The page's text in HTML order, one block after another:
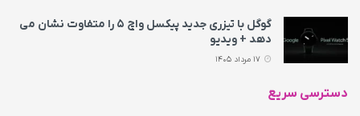
گوگل با تیزری جدید پیکسل واچ ۵ را متفاوت نشان می‌
دهد + ویدیو
دسترسی سریع